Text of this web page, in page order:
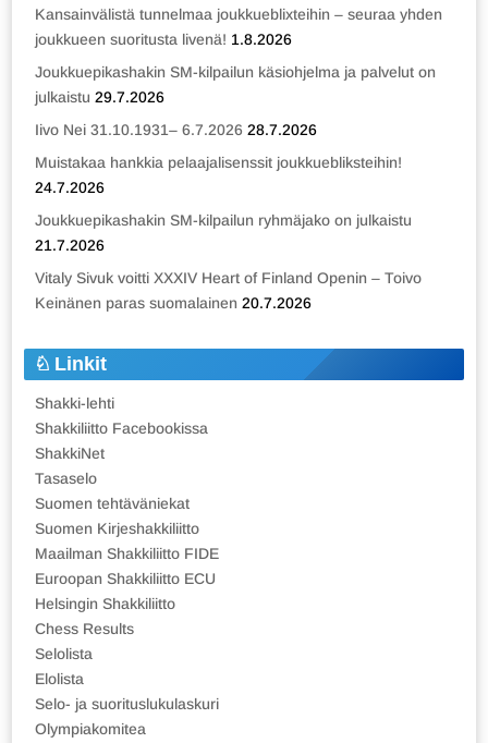
Kansainvälistä tunnelmaa joukkueblixteihin – seuraa yhden
joukkueen suoritusta livenä! 1.8.2026
Joukkuepikashakin SM-kilpailun käsiohjelma ja palvelut on
julkaistu 29.7.2026
Iivo Nei 31.10.1931– 6.7.2026 28.7.2026
Muistakaa hankkia pelaajalisenssit joukkuebliksteihin!
24.7.2026
Joukkuepikashakin SM-kilpailun ryhmäjako on julkaistu
21.7.2026
Vitaly Sivuk voitti XXXIV Heart of Finland Openin – Toivo
Keinänen paras suomalainen 20.7.2026
Linkit
Shakki-lehti
Shakkiliitto Facebookissa
ShakkiNet
Tasaselo
Suomen tehtäväniekat
Suomen Kirjeshakkiliitto
Maailman Shakkiliitto FIDE
Euroopan Shakkiliitto ECU
Helsingin Shakkiliitto
Chess Results
Selolista
Elolista
Selo- ja suorituslukulaskuri
Olympiakomitea